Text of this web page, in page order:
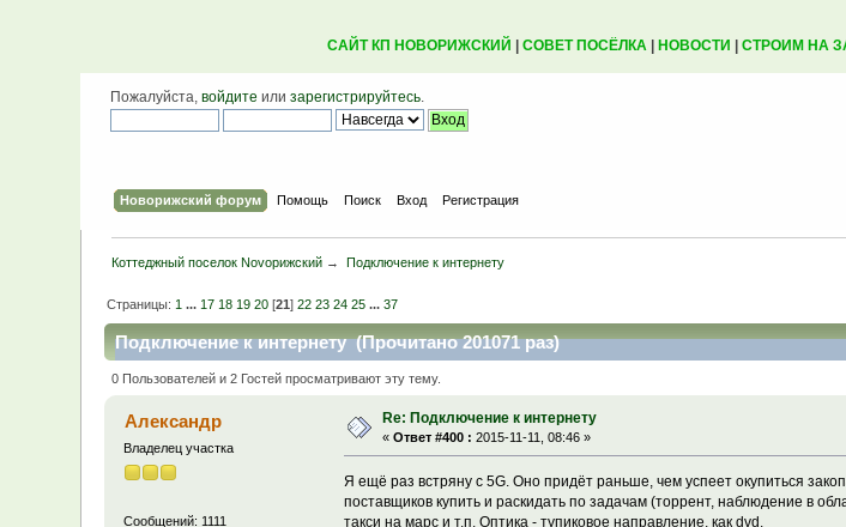
САЙТ КП НОВОРИЖСКИЙ СОВЕТ ПОСЁЛКА| НОВОСТИ СТРОИМ НА
Пожалуйста,войдите илизарегистрируйтесь.
Новорижский форум Помощь Поиск Вход Регистрация
Коттеджный поселок Novoрижский → Подключение к интернету
Страницы:1 ...17 18 19 20 [21]22 23 24 25 ...37
Подключение к интернету (Прочитано 201071 раз)
0 Пользователей и 2 Гостей просматривают эту тему.
Александр
Владелец участка
Сообщений: 1111
Re: Подключение к интернету
«Ответ #400 : 2015-11-11, 08:46 »
Я ещё раз встряну с 5G. Оно придёт раньше, чем успеет окупиться
поставщиков купить и раскидать по задачам (торрент, наблюдение в
такси на марс и т.п. Оптика - тупиковое направление, как dvd.